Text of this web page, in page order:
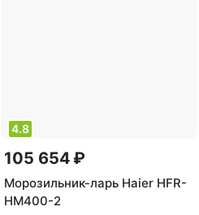
4.8
105 654 ₽
Морозильник-ларь Haier HFR-
HM400-2